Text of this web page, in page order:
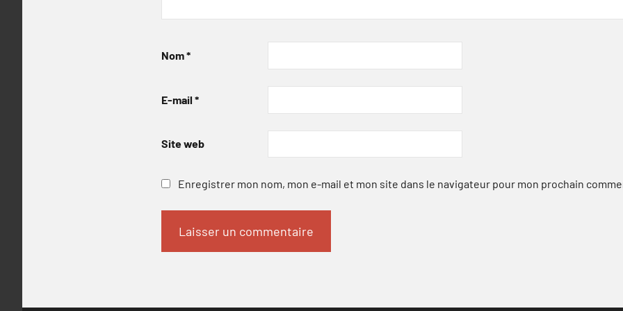
Nom*
E-mail *
Site web
Enregistrer mon nom, mon e-mail et mon site dans le navigateur pour mon prochain